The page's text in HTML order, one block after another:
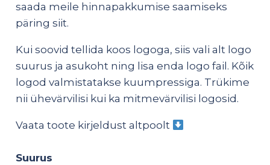
saada meile hinnapakkumise saamiseks
päringsiit.
Kui soovid tellida koos logoga, siis vali alt logo
suurus ja asukoht ning lisa enda logo fail. Kõik
logod valmistatakse kuumpressiga. Trükime
nii ühevärvilisi kui ka mitmevärvilisi logosid.
Vaata toote kirjeldust altpoolt
Suurus